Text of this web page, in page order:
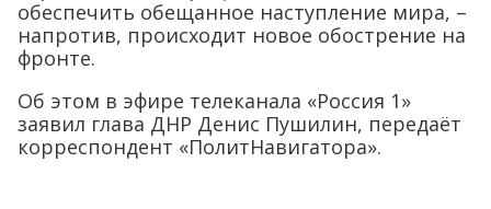
обеспечить обещанное наступление мира, –
напротив, происходит новое обострение на
фронте.
Об этом в эфире телеканала «Россия 1»
заявил глава ДНР Денис Пушилин, передаёт
корреспондент «ПолитНавигатора».